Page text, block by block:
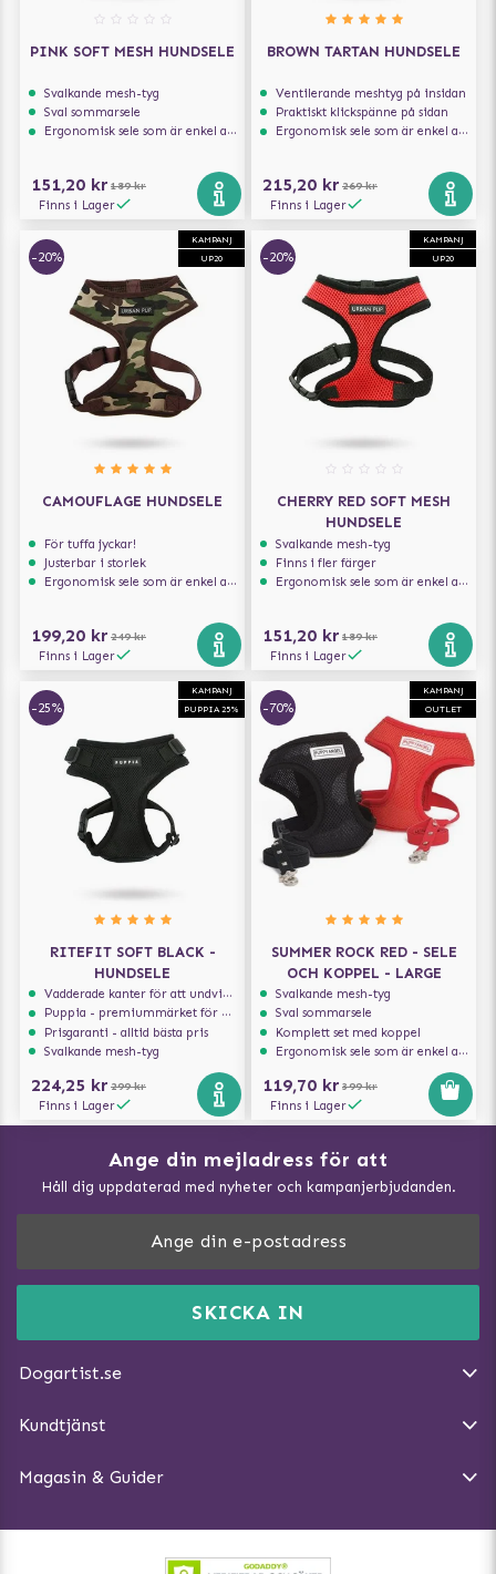
PINK SOFT MESH HUNDSELE
Svalkande mesh-tyg
Sval sommarsele
Ergonomisk sele som är enkel att ta på och av
151,20 kr 189 kr
Finns i Lager
BROWN TARTAN HUNDSELE
Ventilerande meshtyg på insidan
Praktiskt klickspänne på sidan
Ergonomisk sele som är enkel att ta på och av
215,20 kr 269 kr
Finns i Lager
KAMPANJ
UP20
-20%
CAMOUFLAGE HUNDSELE
För tuffa jyckar!
Justerbar i storlek
Ergonomisk sele som är enkel att ta på och av
199,20 kr 249 kr
Finns i Lager
KAMPANJ
UP20
-20%
CHERRY RED SOFT MESH
HUNDSELE
Svalkande mesh-tyg
Finns i fler färger
Ergonomisk sele som är enkel att ta på och av
151,20 kr 189 kr
Finns i Lager
KAMPANJ
PUPPIA 25%
-25%
RITEFIT SOFT BLACK -
HUNDSELE
Vadderade kanter för att undvika skav
Puppia - premiummärket för hundselar
Prisgaranti - alltid bästa pris
Svalkande mesh-tyg
224,25 kr 299 kr
Finns i Lager
KAMPANJ
OUTLET
-70%
SUMMER ROCK RED - SELE
OCH KOPPEL - LARGE
Svalkande mesh-tyg
Sval sommarsele
Komplett set med koppel
Ergonomisk sele som är enkel att ta på och av
119,70 kr 399 kr
Finns i Lager
Ange din mejladress för att
Håll dig uppdaterad med nyheter och kampanjerbjudanden.
SKICKA IN
Dogartist.se
DogArtist.se drivs av:
E-post:info@dogartist.se
Kundtjänst
Ångra Köp
Magasin & Guider
Vad kan hundar äta?
Träna Nose Work hemma
Så gör du promenaden roligare
Hundbäddar